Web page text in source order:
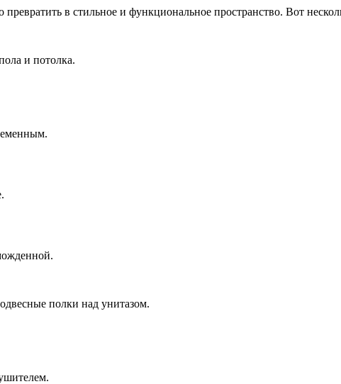
в стильное и функциональное пространство. Вот
и потолка.
полки над унитазом.